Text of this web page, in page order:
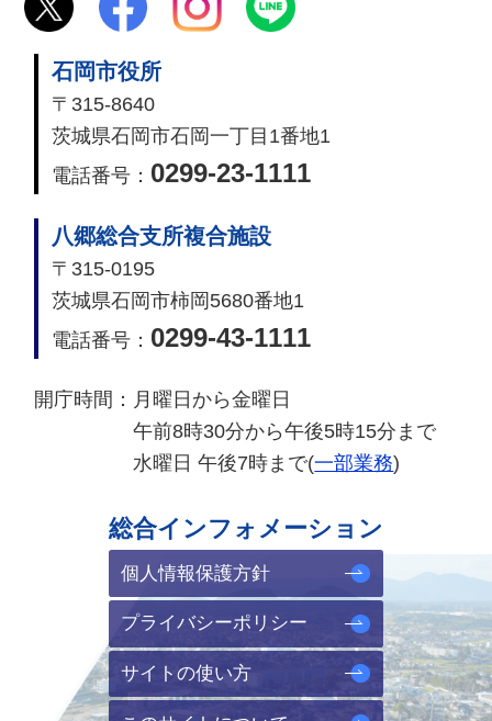
石岡市役所
〒315-8640
茨城県石岡市石岡一丁目1番地1
電話番号： 0299-23-1111
八郷総合支所複合施設
〒315-0195
茨城県石岡市柿岡5680番地1
電話番号： 0299-43-1111
開庁時間： 月曜日から金曜日
午前8時30分から午後5時15分まで
水曜日 午後7時まで(一部業務)
総合インフォメーション
個人情報保護方針
プライバシーポリシー
サイトの使い方